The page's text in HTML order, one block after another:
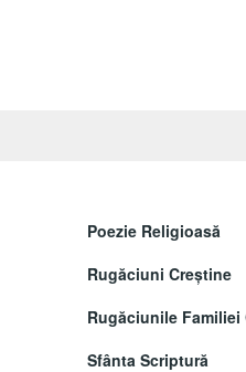
Poezie Religioasă
Rugăciuni Creştine
Rugăciunile Familiei
Sfânta Scriptură